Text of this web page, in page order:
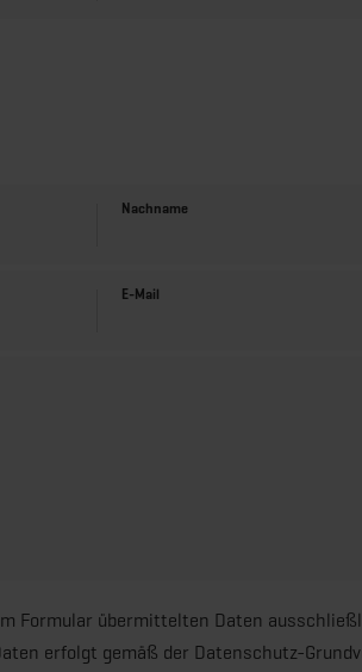
Nachname
E-Mail
Formular übermittelten Daten
erfolgt gemäß der Datenschutz-